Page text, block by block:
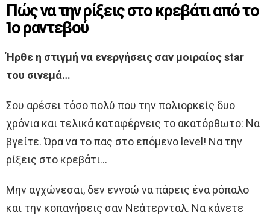
Πώς να την ρίξεις στο κρεβάτι από το
1ο ραντεβού
Ήρθε η στιγμή να ενεργήσεις σαν μοιραίος star
του σινεμά…
Σου αρέσει τόσο πολύ που την πολιορκείς δυο
χρόνια και τελικά καταφέρνεις το ακατόρθωτο: Να
βγείτε. Ώρα να το πας στο επόμενο level! Nα την
ρίξεις στο κρεβάτι…
Μην αγχώνεσαι, δεν εννοώ να πάρεις ένα ρόπαλο
και την κοπανήσεις σαν Νεάτερνταλ. Να κάνετε